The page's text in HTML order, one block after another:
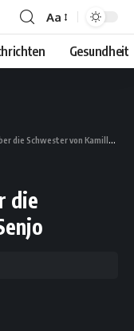
Font
Resizer
Aa
Gesundheit
Schwester von Kamilla Senjo
die